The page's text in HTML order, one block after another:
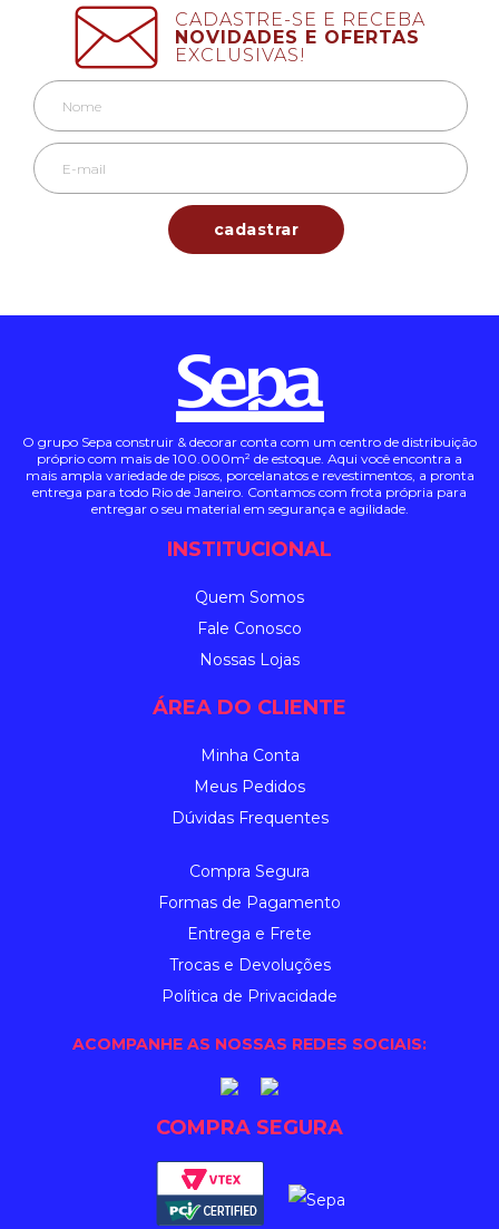
CADASTRE-SE E RECEBA
NOVIDADES E OFERTAS
EXCLUSIVAS!
O grupo Sepa construir & decorar conta com um centro de distribuição
próprio com mais de 100.000m² de estoque. Aqui você encontra a
mais ampla variedade de pisos, porcelanatos e revestimentos, a pronta
entrega para todo Rio de Janeiro. Contamos com frota própria para
entregar o seu material em segurança e agilidade.
INSTITUCIONAL
Quem Somos
Fale Conosco
Nossas Lojas
ÁREA DO CLIENTE
Minha Conta
Meus Pedidos
Dúvidas Frequentes
Compra Segura
Formas de Pagamento
Entrega e Frete
Trocas e Devoluções
Política de Privacidade
ACOMPANHE AS NOSSAS REDES SOCIAIS:
COMPRA SEGURA